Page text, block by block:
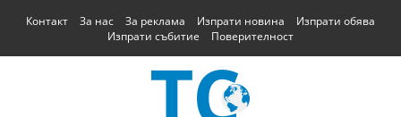
Контакт За нас За реклама Изпрати новина
Изпрати обява
Изпрати събитие
Поверителност